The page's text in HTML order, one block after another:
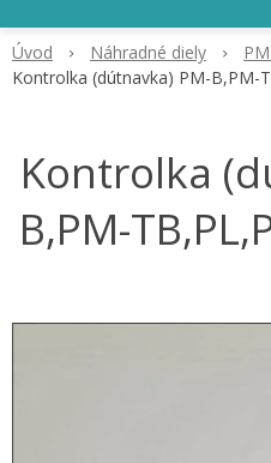
Úvod Náhradné diely
Kontrolka (dútnavka) PM-B,PM-
Kontrolka
B,PM-